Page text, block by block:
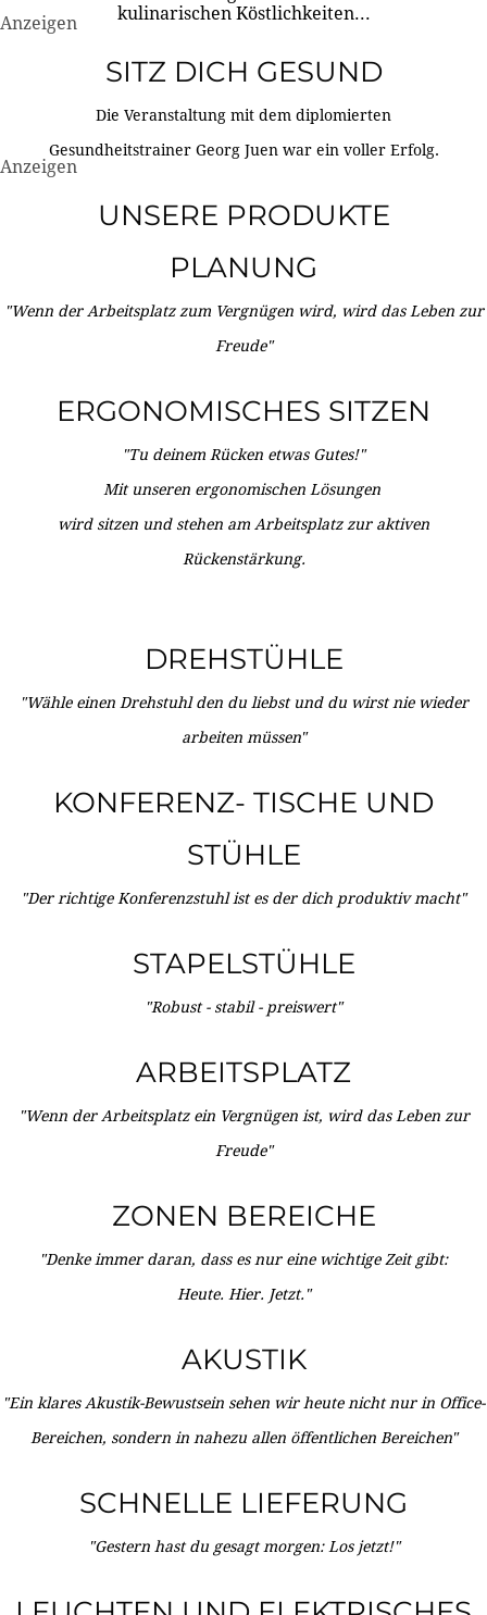
kulinarischen Köstlichkeiten...
Anzeigen
SITZ DICH GESUND
Die Veranstaltung mit dem diplomierten
Gesundheitstrainer Georg Juen war ein voller Erfolg.
Anzeigen
UNSERE PRODUKTE
PLANUNG
"Wenn der Arbeitsplatz zum Vergnügen wird, wird das Leben zur
Freude"
ERGONOMISCHES SITZEN
"Tu deinem Rücken etwas Gutes!"
Mit unseren ergonomischen Lösungen
wird sitzen und stehen am Arbeitsplatz zur aktiven
Rückenstärkung.
DREHSTÜHLE
"Wähle einen Drehstuhl den du liebst und du wirst nie wieder
arbeiten müssen"
KONFERENZ- TISCHE UND
STÜHLE
"Der richtige Konferenzstuhl ist es der dich produktiv macht"
STAPELSTÜHLE
"Robust - stabil - preiswert"
ARBEITSPLATZ
"Wenn der Arbeitsplatz ein Vergnügen ist, wird das Leben zur
Freude"
ZONEN BEREICHE
"Denke immer daran, dass es nur eine wichtige Zeit gibt:
Heute. Hier. Jetzt."
AKUSTIK
"Ein klares Akustik-Bewustsein sehen wir heute nicht nur in Office-
Bereichen, sondern in nahezu allen öffentlichen Bereichen"
SCHNELLE LIEFERUNG
"Gestern hast du gesagt morgen: Los jetzt!"